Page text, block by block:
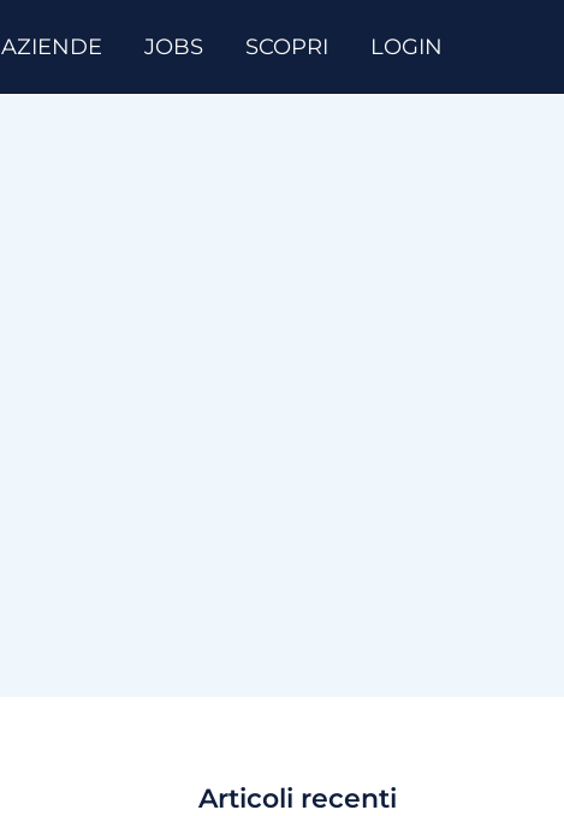
AZIENDE JOBS SCOPRI LOGIN
Articoli recenti